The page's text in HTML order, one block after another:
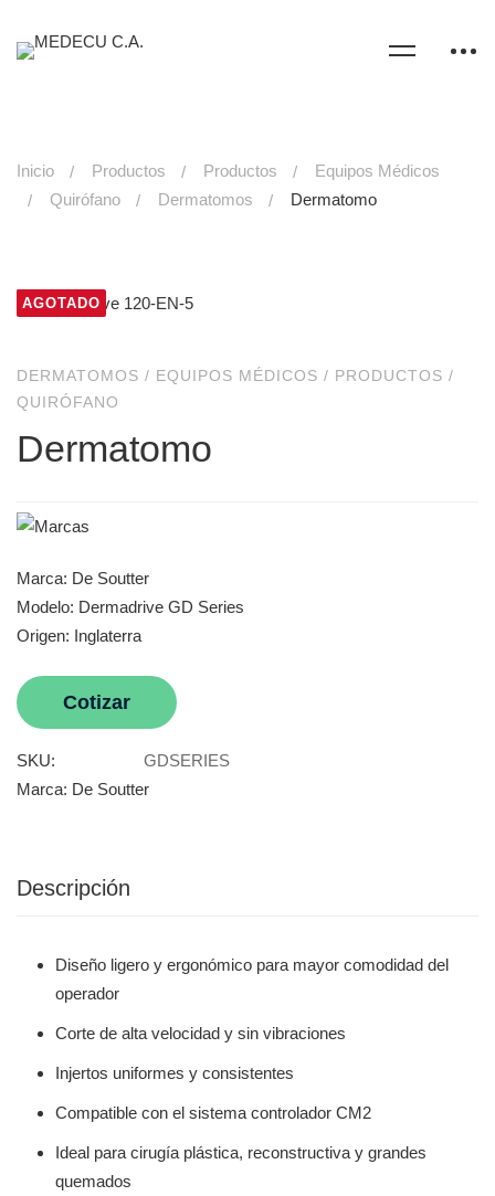
Inicio Productos Productos
Equipos Médicos
Quirófano
Dermatomos Dermatomo
AGOTADO
DERMATOMOS / EQUIPOS MÉDICOS / PRODUCTOS /
QUIRÓFANO
Dermatomo
Marca: De Soutter
Modelo: Dermadrive GD Series
Origen: Inglaterra
Cotizar
SKU:
GDSERIES
Marca: De Soutter
Descripción
Diseño ligero y ergonómico para mayor comodidad del
operador
Corte de alta velocidad y sin vibraciones
Injertos uniformes y consistentes
Compatible con el sistema controlador CM2
Ideal para cirugía plástica, reconstructiva y grandes
quemados